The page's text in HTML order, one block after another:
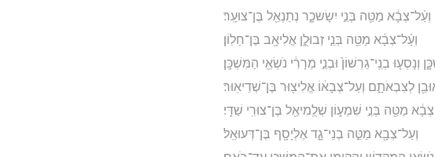
וְעַ֨ל־צְבָ֔א מַטֵּ֖ה בְּנֵ֣י יִשָׂשכָ֑ר נְתַנְאֵ֖ל בֶּן־צוּעָֽר׃
וְעַ֨ל־צְבָ֔א מַטֵּ֖ה בְּנֵ֣י זְבוּלֻ֑ן אֱלִיאָ֖ב בֶּן־חֵלֽוֹן׃
וְנָסְע֤וּ בְנֵֽי־גֵרְשׁוֹן֙ וּבְנֵ֣י מְרָרִ֔י נֹשְׂאֵ֖י הַמִּשְׁכָּֽן׃
לְצִבְאֹתָ֑ם וְעַל־צְבָא֔וֹ אֱלִיצ֖וּר בֶּן־שְׁדֵיאֽוּר׃
מַטֵּ֖ה בְּנֵ֣י שִׁמְע֑וֹן שְׁלֻֽמִיאֵ֖ל בֶּן־צוּרִֽי שַׁדָּֽי׃
וְעַל־צְבָ֖א מַטֵּ֣ה בְנֵי־גָ֑ד אֶלְיָסָ֖ף בֶּן־דְּעוּאֵֽל׃